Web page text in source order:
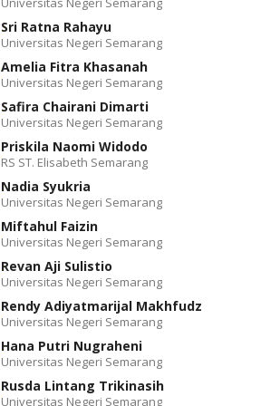
Sri Ratna Rahayu
Universitas Negeri Semarang
Amelia Fitra Khasanah
Universitas Negeri Semarang
Safira Chairani Dimarti
Universitas Negeri Semarang
Priskila Naomi Widodo
RS ST. Elisabeth Semarang
Nadia Syukria
Universitas Negeri Semarang
Miftahul Faizin
Universitas Negeri Semarang
Revan Aji Sulistio
Universitas Negeri Semarang
Rendy Adiyatmarijal Makhfudz
Universitas Negeri Semarang
Hana Putri Nugraheni
Universitas Negeri Semarang
Rusda Lintang Trikinasih
Universitas Negeri Semarang